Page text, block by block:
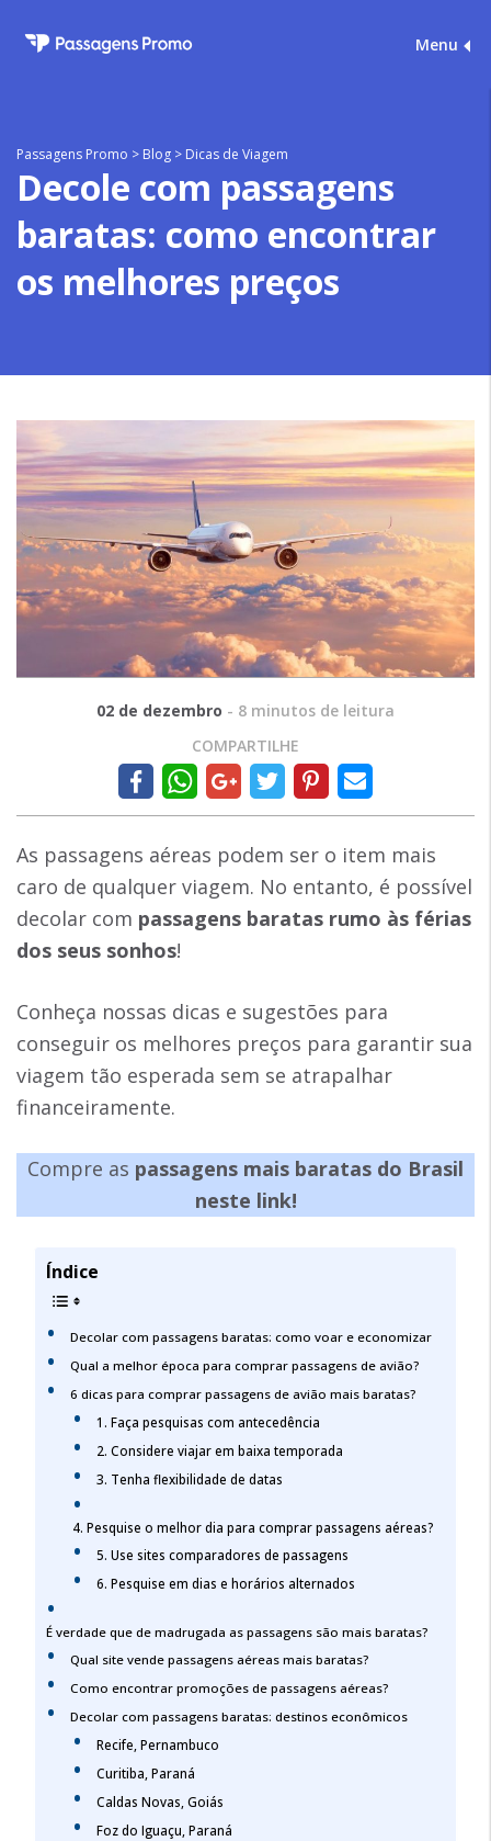
Menu
Passagens Promo > Blog > Dicas de Viagem
Decole com passagens
baratas: como encontrar
os melhores preços
02 de dezembro - 8 minutos de leitura
COMPARTILHE
As passagens aéreas podem ser o item mais
caro de qualquer viagem. No entanto, é possível
decolar com passagens baratas rumo às férias
dos seus sonhos!
Conheça nossas dicas e sugestões para
conseguir os melhores preços para garantir sua
viagem tão esperada sem se atrapalhar
financeiramente.
Compre as passagens mais baratas do Brasil
neste link!
Índice
Decolar com passagens baratas: como voar e economizar
Qual a melhor época para comprar passagens de avião?
6 dicas para comprar passagens de avião mais baratas?
1. Faça pesquisas com antecedência
2. Considere viajar em baixa temporada
3. Tenha flexibilidade de datas
4. Pesquise o melhor dia para comprar passagens aéreas?
5. Use sites comparadores de passagens
6. Pesquise em dias e horários alternados
É verdade que de madrugada as passagens são mais baratas?
Qual site vende passagens aéreas mais baratas?
Como encontrar promoções de passagens aéreas?
Decolar com passagens baratas: destinos econômicos
Recife, Pernambuco
Curitiba, Paraná
Caldas Novas, Goiás
Foz do Iguaçu, Paraná